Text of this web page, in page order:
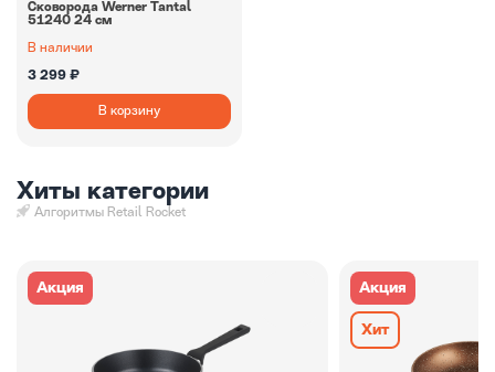
Сковорода Werner Tantal
51240 24 см
В наличии
3 299 ₽
В корзину
Хиты категории
Алгоритмы Retail Rocket
Акция Акция
Хит